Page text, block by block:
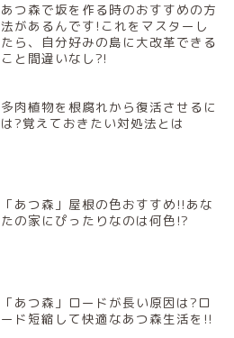
あつ森で坂を作る時のおすすめの方
法があるんです!これをマスターし
たら、自分好みの島に大改革できる
こと間違いなし?!
多肉植物を根腐れから復活させるに
は?覚えておきたい対処法とは
「あつ森」屋根の色おすすめ!!あな
たの家にぴったりなのは何色!?
「あつ森」ロードが長い原因は?ロ
ード短縮して快適なあつ森生活を!!